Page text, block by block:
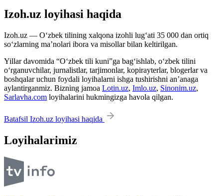
Izoh.uz loyihasi haqida
Izoh.uz — O‘zbek tilining xalqona izohli lug‘ati 35 000 dan ortiq
so‘zlarning ma’nolari ibora va misollar bilan keltirilgan.
Yillar davomida “O‘zbek tili kuni”ga bag‘ishlab, o‘zbek tilini
o‘rganuvchilar, jurnalistlar, tarjimonlar, kopirayterlar, blogerlar va
boshqalar uchun foydali loyihalarni ishga tushirishni an’anaga
aylantirganmiz. Bizning jamoa Lotin.uz, Imlo.uz, Sinonim.uz,
Sarlavha.com loyihalarini hukmingizga havola qilgan.
Batafsil Izoh.uz loyihasi haqida
Loyihalarimiz